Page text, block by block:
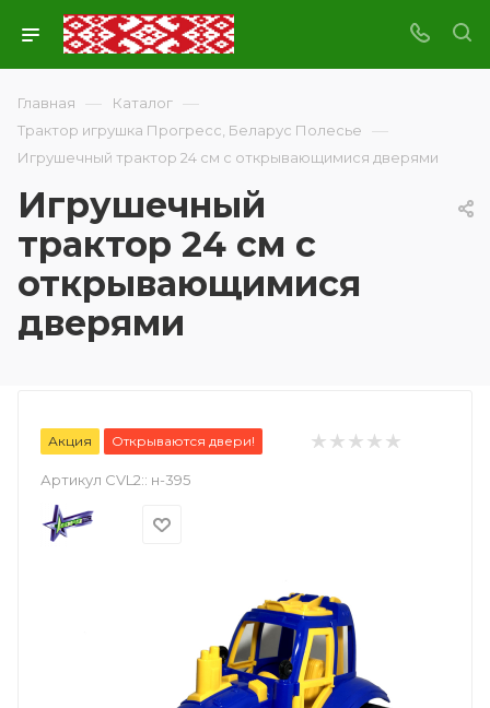
Главная — Каталог —
Трактор игрушка Прогресс, Беларус Полесье —
Игрушечный трактор 24 см с открывающимися дверями
Игрушечный
трактор 24 см с
открывающимися
дверями
Акция Открываются двери!
Артикул CVL2:: н-395